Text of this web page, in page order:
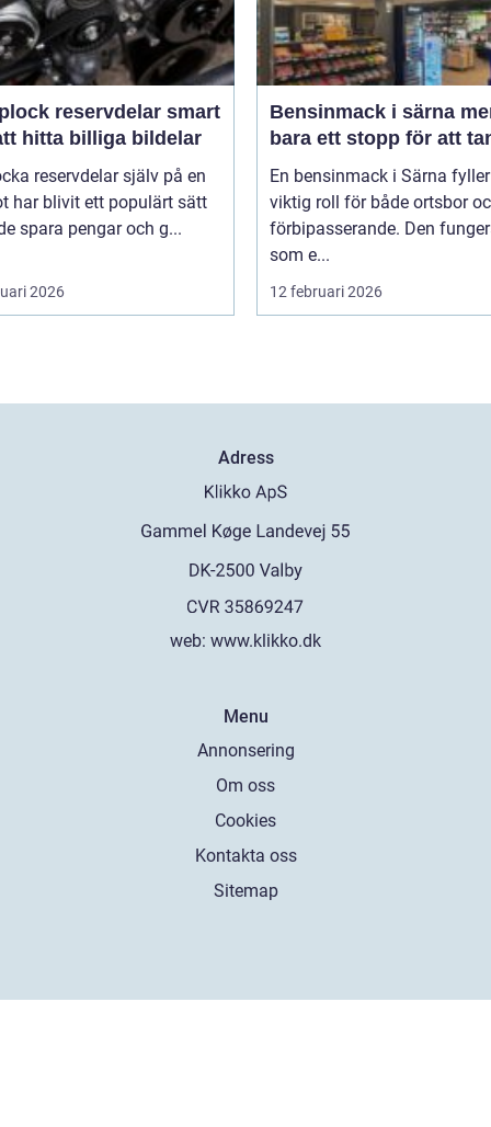
reservdelar smart
hitta billiga bildelar
reservdelar själv på en
har blivit ett populärt sätt
spara pengar och g...
2026
Bensinmack i särna mer än
bara ett stopp för att
En bensinmack i Särna
viktig roll för både ortsbor
förbipasserande. Den
som e...
12 februari 2026
Adress
web: www.klikko.dk
Menu
Annonsering
Om oss
Cookies
Kontakta oss
Sitemap